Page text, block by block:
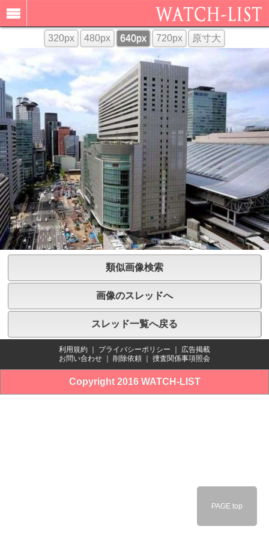
320px 480px 640px 720px 原寸大
類似画像検索
画像のスレッドへ
スレッド一覧へ戻る
利用規約 プライバシーポリシー
広告掲載
お問い合わせ
削除依頼 捜査関係事項照会
Copyright 2016 WATCH-LIST
PAGE top